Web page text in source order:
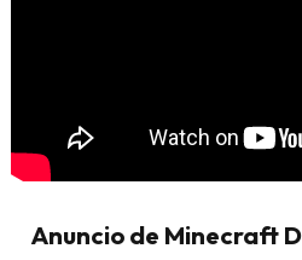
Anuncio de Minecraft